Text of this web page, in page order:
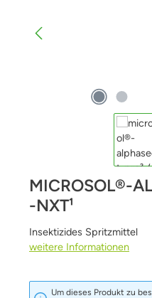
MICROSOL®-
-NXT¹
Insektizides Spritzmittel
weitere Informationen
Um dieses Produkt zu